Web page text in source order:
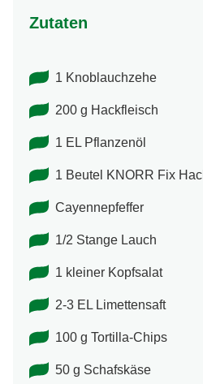
Zutaten
1 Knoblauchzehe
200 g Hackfleisch
1 EL Pflanzenöl
1 Beutel KNORR Fix
Cayennepfeffer
1/2 Stange Lauch
1 kleiner Kopfsalat
2-3 EL Limettensaft
100 g Tortilla-Chips
50 g Schafskäse